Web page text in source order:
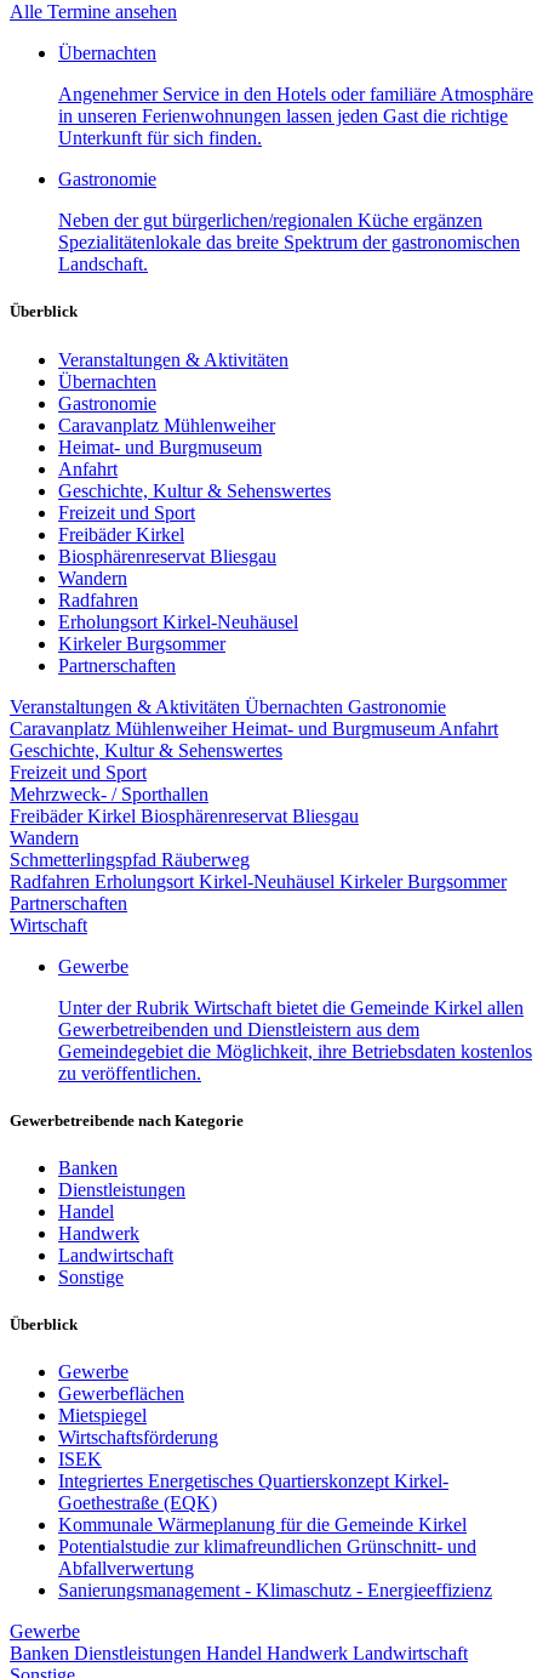
Alle Termine ansehen
Übernachten
Angenehmer Service in den Hotels oder familiäre Atmosphäre
in unseren Ferienwohnungen lassen jeden Gast die richtige
Unterkunft für sich finden.
Gastronomie
Neben der gut bürgerlichen/regionalen Küche ergänzen
Spezialitätenlokale das breite Spektrum der gastronomischen
Landschaft.
Überblick
Veranstaltungen & Aktivitäten
Übernachten
Gastronomie
Caravanplatz Mühlenweiher
Heimat- und Burgmuseum
Anfahrt
Geschichte, Kultur & Sehenswertes
Freizeit und Sport
Freibäder Kirkel
Biosphärenreservat Bliesgau
Wandern
Radfahren
Erholungsort Kirkel-Neuhäusel
Kirkeler Burgsommer
Partnerschaften
Veranstaltungen & Aktivitäten Übernachten Gastronomie
Caravanplatz MühlenweiherHeimat- und Burgmuseum Anfahrt
Geschichte, Kultur & Sehenswertes
Freizeit und Sport
Mehrzweck- / Sporthallen
Freibäder Kirkel Biosphärenreservat Bliesgau
Wandern
Schmetterlingspfad Räuberweg
Radfahren Erholungsort Kirkel-Neuhäusel Kirkeler Burgsommer
Partnerschaften
Wirtschaft
Gewerbe
Unter der Rubrik Wirtschaft bietet die Gemeinde Kirkel allen
Gewerbetreibenden und Dienstleistern aus dem
Gemeindegebiet die Möglichkeit, ihre Betriebsdaten kostenlos
zu veröffentlichen.
Gewerbetreibende nach Kategorie
Banken
Dienstleistungen
Handel
Handwerk
Landwirtschaft
Sonstige
Überblick
Gewerbe
Gewerbeflächen
Mietspiegel
Wirtschaftsförderung
ISEK
Integriertes Energetisches Quartierskonzept Kirkel-
Goethestraße (EQK)
Kommunale Wärmeplanung für die Gemeinde Kirkel
Potentialstudie zur klimafreundlichen Grünschnitt- und
Abfallverwertung
Sanierungsmanagement - Klimaschutz - Energieeffizienz
Gewerbe
Banken Dienstleistungen Handel Handwerk Landwirtschaft